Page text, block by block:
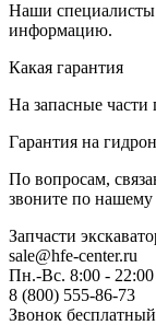
Наши
информацию.
Какая гарантия
На запасные части
Гарантия на
По вопросам,
звоните по
Запчасти
sale@hfe-center.ru
Пн.-Вс. 8:00 - 22:00
8 (800) 555-86-73
Звонок бесплатный